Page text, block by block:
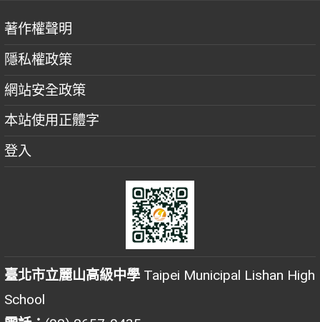
著作權聲明
隱私權政策
網站安全政策
本站使用正體字
登入
臺北市立麗山高級中學 Taipei Municipal Lishan High
School